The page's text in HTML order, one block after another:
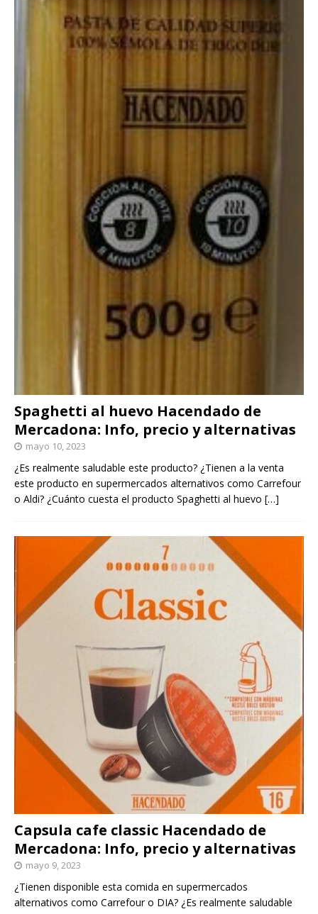
Spaghetti al huevo Hacendado de
Mercadona: Info, precio y alternativas
mayo 10, 2023
¿Es realmente saludable este producto? ¿Tienen a la venta
este producto en supermercados alternativos como Carrefour
o Aldi? ¿Cuánto cuesta el producto Spaghetti al huevo […]
Capsula cafe classic Hacendado de
Mercadona: Info, precio y alternativas
mayo 9, 2023
¿Tienen disponible esta comida en supermercados
alternativos como Carrefour o DIA? ¿Es realmente saludable